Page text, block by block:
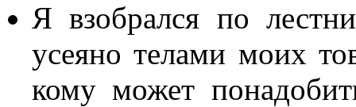
Я взобрался по
усеяно телами моих
кому может